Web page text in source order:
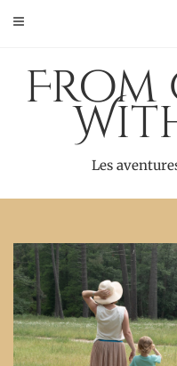
From
Les